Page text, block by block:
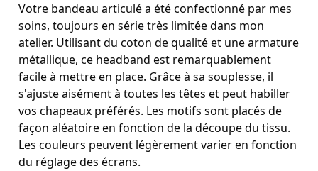
Votre bandeau articulé a été confectionné par mes
soins, toujours en série très limitée dans mon
atelier. Utilisant du coton de qualité et une armature
métallique, ce headband est remarquablement
facile à mettre en place. Grâce à sa souplesse, il
s'ajuste aisément à toutes les têtes et peut habiller
vos chapeaux préférés. Les motifs sont placés de
façon aléatoire en fonction de la découpe du tissu.
Les couleurs peuvent légèrement varier en fonction
du réglage des écrans.